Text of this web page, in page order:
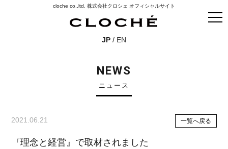
cloche co.,ltd. 株式会社クロシェ オフィシャルサイト
JP/ EN
NEWS
ニュース
2021.06.21 一覧へ戻る
『理念と経営』で取材されました